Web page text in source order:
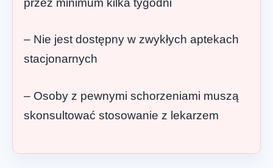
przez minimum kilka tygodni
– Nie jest dostępny w zwykłych aptekach
stacjonarnych
– Osoby z pewnymi schorzeniami muszą
skonsultować stosowanie z lekarzem